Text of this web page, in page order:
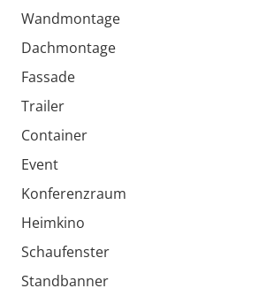
Wandmontage
Dachmontage
Fassade
Trailer
Container
Event
Konferenzraum
Heimkino
Schaufenster
Standbanner